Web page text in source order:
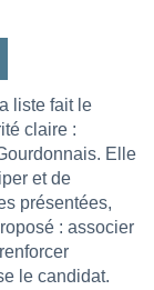
liste fait le
claire :
Elle
et de
présentées,
: associer
le candidat.